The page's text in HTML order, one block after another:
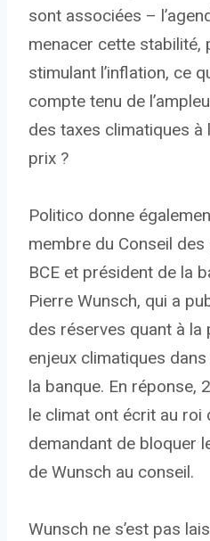
sont associées –
menacer cette stabilité,
stimulant l’inflation, ce
compte tenu de
des taxes climatiques à
prix ?
Politico donne
membre du Conseil
BCE et président de la
Pierre Wunsch, qui a
des réserves quant à
enjeux climatiques
la banque. En réponse,
le climat ont écrit au roi
demandant de bloquer
de Wunsch au conseil.
Wunsch ne s’est pas